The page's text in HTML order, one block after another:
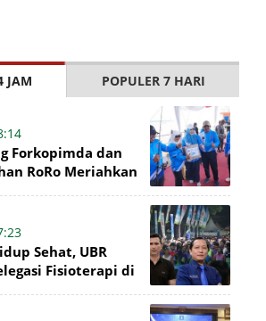
JAM POPULER 7 HARI
Forkopimda dan
RoRo Meriahkan
Sehat, UBR
Fisioterapi di